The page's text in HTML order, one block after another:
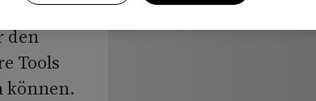
KI an
den
Tools
können.